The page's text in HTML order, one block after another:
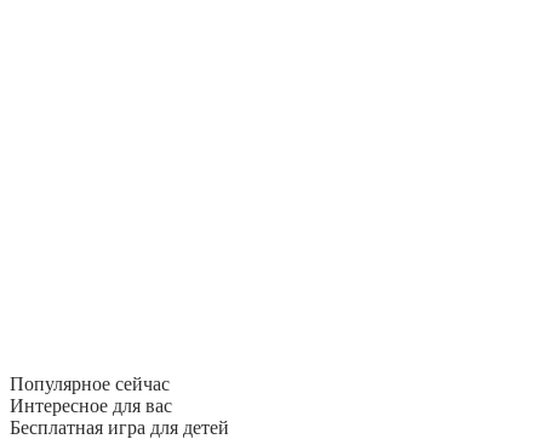
Популярное сейчас
Интересное для вас
Бесплатная игра для детей